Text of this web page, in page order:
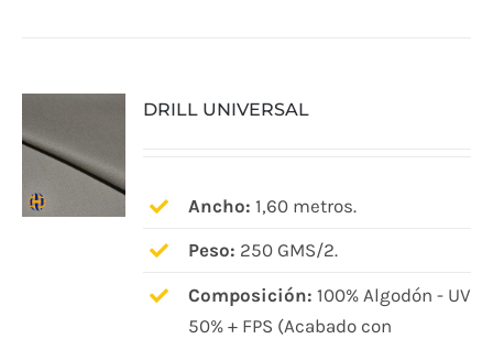
Las
pueden
página
DRILL UNIVERSAL
Ancho: 1,60 metros.
Peso: 250 GMS/2.
Composición: 100% Algodón - UV
50% + FPS (Acabado con